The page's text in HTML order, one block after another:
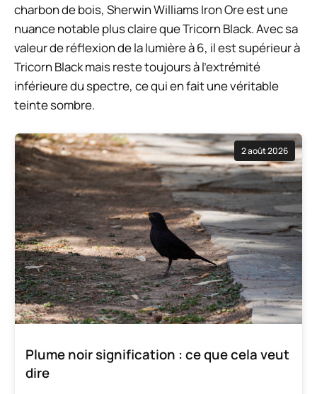
charbon de bois, Sherwin Williams Iron Ore est une
nuance notable plus claire que Tricorn Black. Avec sa
valeur de réflexion de la lumière à 6, il est supérieur à
Tricorn Black mais reste toujours à l'extrémité
inférieure du spectre, ce qui en fait une véritable
teinte sombre.
2 août 2026
Plume noir signification : ce que cela veut
dire